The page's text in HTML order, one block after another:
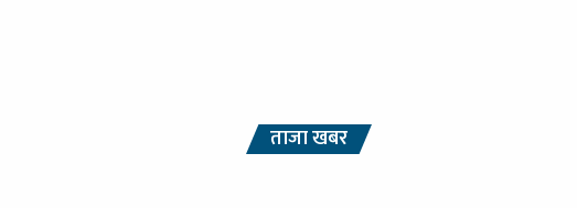
ताजा खबर